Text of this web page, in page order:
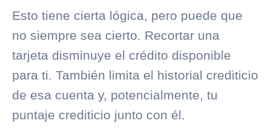
Esto tiene cierta lógica, pero puede que
no siempre sea cierto. Recortar una
tarjeta disminuye el crédito disponible
para ti. También limita el historial crediticio
de esa cuenta y, potencialmente, tu
puntaje crediticio junto con él.